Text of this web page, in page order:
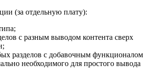
(за отдельную плату):
с разным выводом контента сверх
разделов с добавочным функционалом
необходимого для простого вывода